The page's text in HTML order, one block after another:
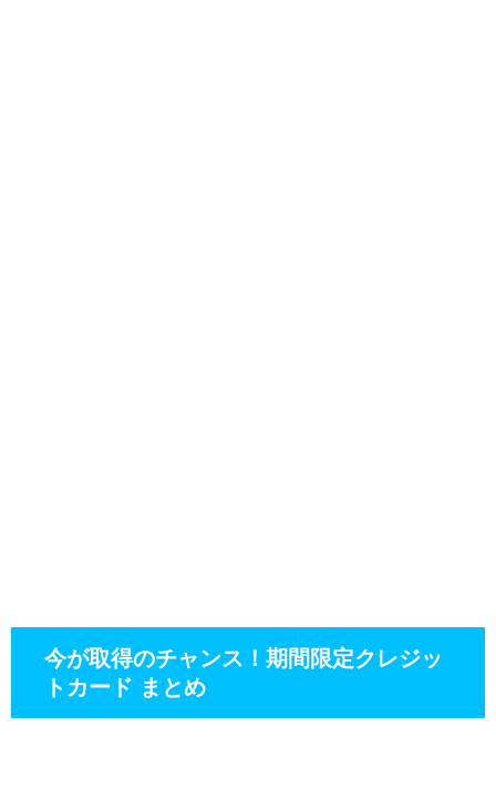
今が取得のチャンス！期間限定クレジッ
トカード まとめ